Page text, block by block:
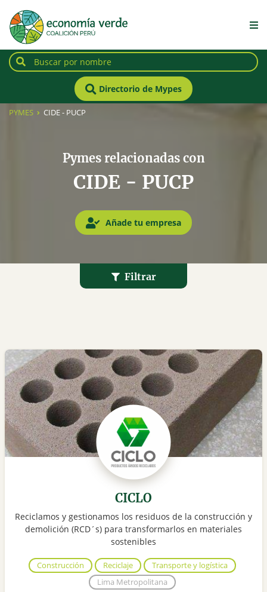
Directorio de Mypes
PYMES CIDE - PUCP
Pymes relacionadas con
CIDE - PUCP
Añade tu empresa
Filtrar
CICLO
Reciclamos y gestionamos los residuos de la construcción y
demolición (RCD´s) para transformarlos en materiales
sostenibles
Construcción Reciclaje
Transporte y logística
Lima Metropolitana